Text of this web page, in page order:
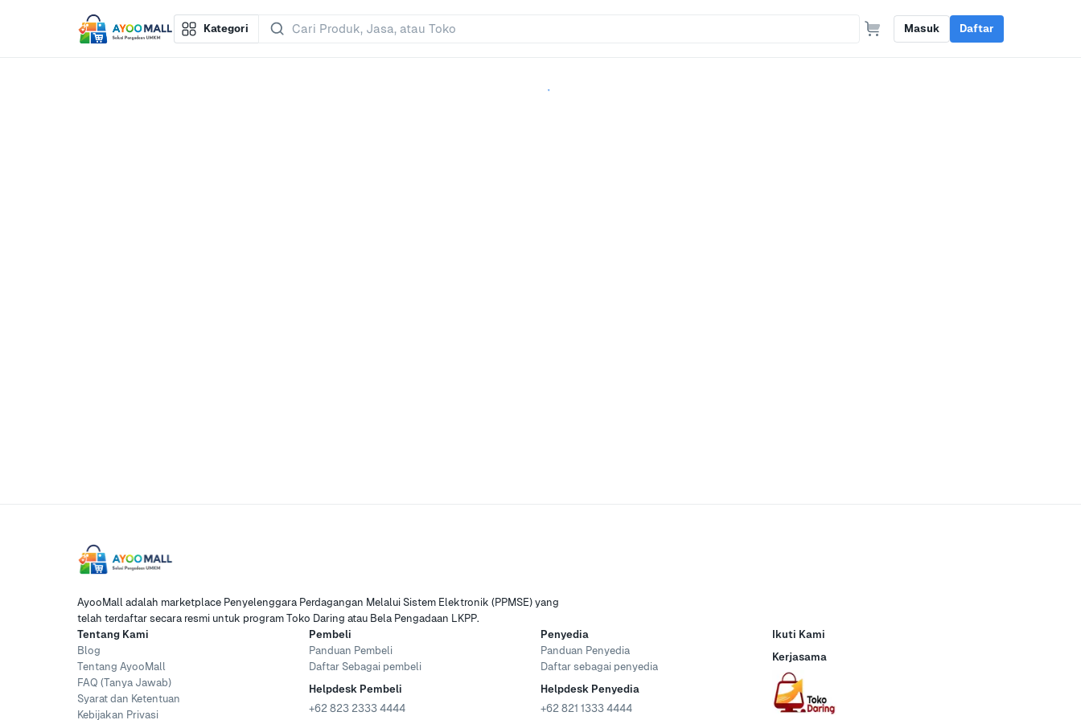
Kategori Masuk Daftar
AyooMall adalah marketplace Penyelenggara Perdagangan Melalui Sistem Elektronik (PPMSE) yang
telah terdaftar secara resmi untuk program Toko Daring atau Bela Pengadaan LKPP.
Tentang Kami
Blog
Tentang AyooMall
FAQ (Tanya Jawab)
Syarat dan Ketentuan
Kebijakan Privasi
Pembeli
Panduan Pembeli
Daftar Sebagai pembeli
Helpdesk Pembeli
+62 823 2333 4444
Penyedia
Panduan Penyedia
Daftar sebagai penyedia
Helpdesk Penyedia
+62 821 1333 4444
Ikuti Kami
Kerjasama